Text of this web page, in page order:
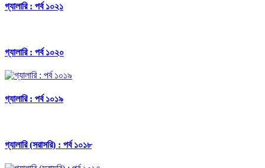
গ্যালারি : পর্ব ১০২১
গ্যালারি : পর্ব ১০২০
গ্যালারি : পর্ব ১০১৯
গ্যালারি (সরাসরি) : পর্ব ১০১৮